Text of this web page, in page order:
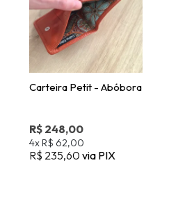
Carteira Petit - Abóbora
R$ 248,00
R$ 62,00
R$ 235,60via PIX